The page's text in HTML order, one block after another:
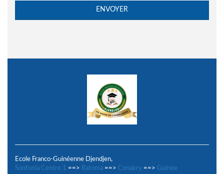
Ecole Franco-Guinéenne Djendjen,
Sonfonia Centre 1 ==> Ratoma ==> Conakry ==> Guinée